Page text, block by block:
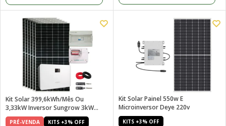
Kit Solar 399,6kWh/mês Ou
3,33kW Inversor Sungrow 3kW
220V
PRÉ-VENDA KITS +3% OFF
Kit Solar Painel 550w E
Microinversor Deye 220v
KITS +3% OFF